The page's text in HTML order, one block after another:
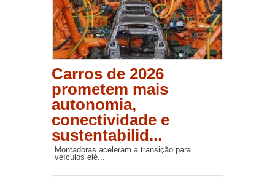
Carros de 2026
prometem mais
autonomia,
conectividade e
sustentabilid...
Montadoras aceleram a transição para
veículos elé...